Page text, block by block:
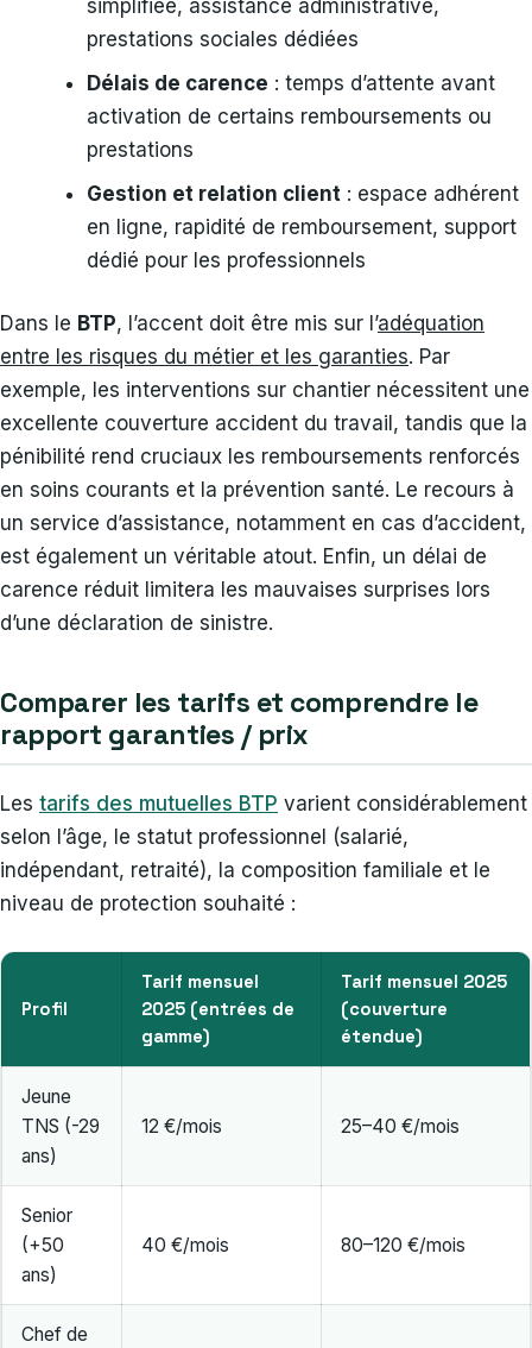
simplifiée, assistance administrative,
prestations sociales dédiées
Délais de carence : temps d’attente avant
activation de certains remboursements ou
prestations
Gestion et relation client : espace adhérent
en ligne, rapidité de remboursement, support
dédié pour les professionnels
Dans le BTP, l’accent doit être mis sur l’adéquation
entre les risques du métier et les garanties. Par
exemple, les interventions sur chantier nécessitent une
excellente couverture accident du travail, tandis que la
pénibilité rend cruciaux les remboursements renforcés
en soins courants et la prévention santé. Le recours à
un service d’assistance, notamment en cas d’accident,
est également un véritable atout. Enfin, un délai de
carence réduit limitera les mauvaises surprises lors
d’une déclaration de sinistre.
Comparer les tarifs et comprendre le
rapport garanties / prix
Les tarifs des mutuelles BTP varient considérablement
selon l’âge, le statut professionnel (salarié,
indépendant, retraité), la composition familiale et le
niveau de protection souhaité :
Profil
Tarif mensuel
2025 (entrées de
gamme)
Tarif mensuel 2025
(couverture
étendue)
Jeune
TNS (-29
ans)
12 €/mois 25–40 €/mois
Senior
(+50
ans)
40 €/mois 80–120 €/mois
Chef de